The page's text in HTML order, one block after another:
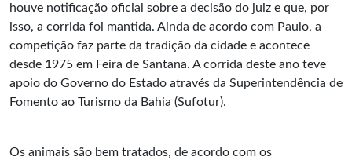
houve notificação oficial sobre a decisão do juiz e que, por
isso, a corrida foi mantida. Ainda de acordo com Paulo, a
competição faz parte da tradição da cidade e acontece
desde 1975 em Feira de Santana. A corrida deste ano teve
apoio do Governo do Estado através da Superintendência de
Fomento ao Turismo da Bahia (Sufotur).
Os animais são bem tratados, de acordo com os